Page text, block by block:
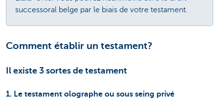
successoral belge par le biais de votre testament.
Comment établir un testament?
Il existe 3 sortes de testament
1. Le testament olographe ou sous seing privé